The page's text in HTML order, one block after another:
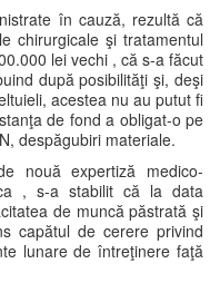
în cauză, rezultă că
chirurgicale şi tratamentul
lei vechi , că s-a făcut
după posibilităţi şi, deşi
acestea nu au putut fi
de fond a obligat-o pe
despăgubiri materiale.
nouă expertiză medico-
, s-a stabilit că la data
de muncă păstrată şi
capătul de cerere privind
lunare de întreţinere faţă